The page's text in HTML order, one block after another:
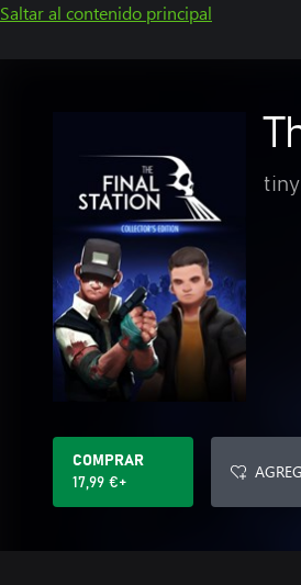
Saltar al contenido principal
COMPRAR
17,99 €+